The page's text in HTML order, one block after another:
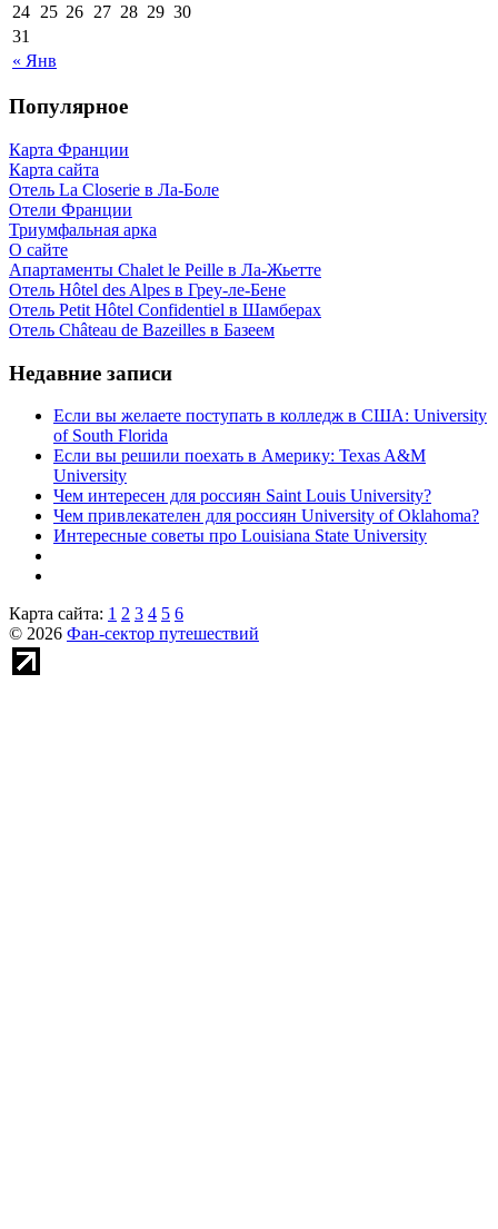
« Янв
24 25 26 27 28 29 30
31
Популярное
Карта Франции
Карта сайта
Отель La Closerie в Ла-Боле
Отели Франции
Триумфальная арка
О сайте
Апартаменты Chalet le Peille в Ла-Жьетте
Отель Hôtel des Alpes в Греу-ле-Бене
Отель Petit Hôtel Confidentiel в Шамберах
Отель Château de Bazeilles в Базеем
Недавние записи
Если вы желаете поступать в колледж в США: University
of South Florida
Если вы решили поехать в Америку: Texas A&M
University
Чем интересен для россиян Saint Louis University?
Чем привлекателен для россиян University of Oklahoma?
Интересные советы про Louisiana State University
Карта сайта: 1 2 3 4 5 6
© 2026 Фан-сектор путешествий